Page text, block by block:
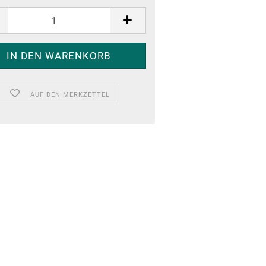
AUF DEN MERKZETTEL